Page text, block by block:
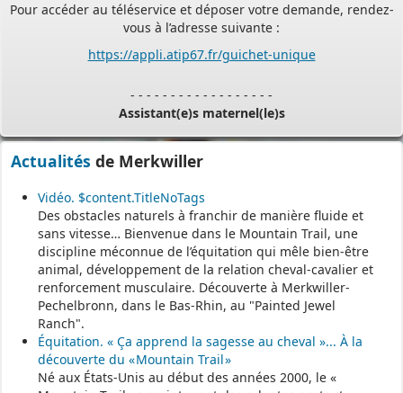
vous à l’adresse suivante :
https://appli.atip67.fr/guichet-unique
Assistant(e)s maternel(le)s
Vous trouverez les listes des assistants maternels
assistants-maternels-bas-rhin/
Il est mis à jour tous les vendredis.
Le sitehttps://monenfant.fr/de la CAF présente les disponibilités
des assistants maternels.
- - - - - - - - - - - - - - - - - -
Permanence mairie
Actualités de Merkwiller
Vidéo. $content.TitleNoTags
Des obstacles naturels à franchir de manière fluide et
sans vitesse… Bienvenue dans le Mountain Trail, une
discipline méconnue de l’équitation qui mêle bien-être
animal, développement de la relation cheval-cavalier et
renforcement musculaire. Découverte à Merkwiller-
Pechelbronn, dans le Bas-Rhin, au "Painted Jewel
Ranch".
Équitation. « Ça apprend la sagesse au cheval »... À la
découverte du « Mountain Trail »
Né aux États-Unis au début des années 2000, le «